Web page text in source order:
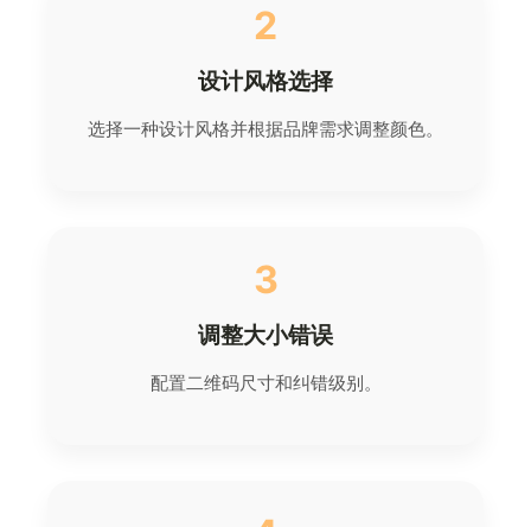
2
设计风格选择
选择一种设计风格并根据品牌需求调整颜色。
3
调整大小错误
配置二维码尺寸和纠错级别。